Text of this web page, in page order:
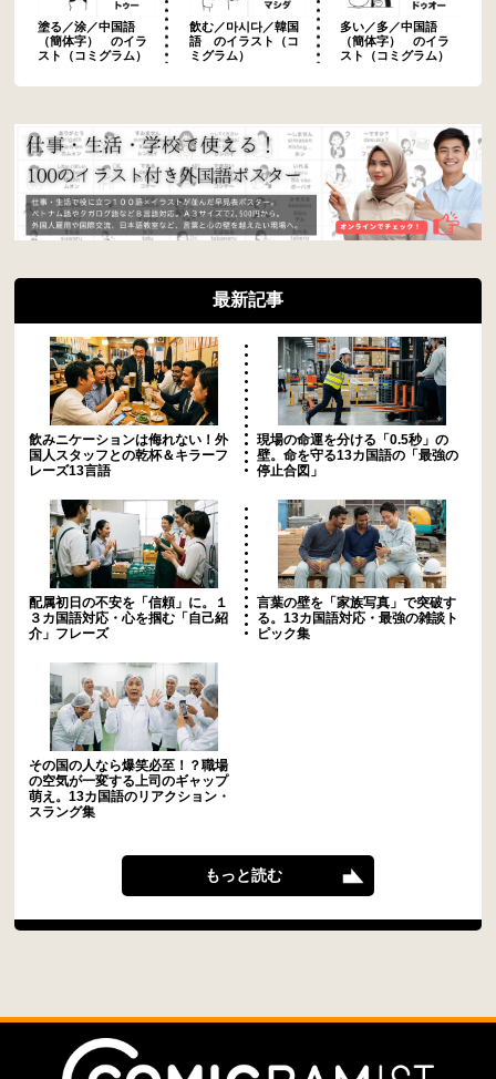
塗る／涂／中国語
（簡体字） のイラ
スト（コミグラム）
飲む／마시다／韓国
語 のイラスト（コ
ミグラム）
多い／多／中国語
（簡体字） のイラ
スト（コミグラム）
最新記事
飲みニケーションは侮れない！外
国人スタッフとの乾杯＆キラーフ
レーズ13言語
現場の命運を分ける「0.5秒」の
壁。命を守る13カ国語の「最強の
停止合図」
配属初日の不安を「信頼」に。１
３カ国語対応・心を掴む「自己紹
介」フレーズ
言葉の壁を「家族写真」で突破す
る。13カ国語対応・最強の雑談ト
ピック集
その国の人なら爆笑必至！？職場
の空気が一変する上司のギャップ
萌え。13カ国語のリアクション・
スラング集
もっと読む